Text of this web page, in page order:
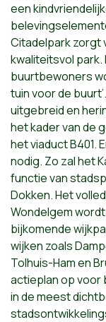
een
Citadelpark zorgt
kwaliteitsvol park.
buurtbewoners
tuin voor de
uitgebreid en
het kader van de
het viaduct B401.
nodig. Zo zal het
functie van
Dokken. Het
Wondelgem
bijkomende
wijken zoals
Tolhuis-Ham en
actieplan op voor
in de meest